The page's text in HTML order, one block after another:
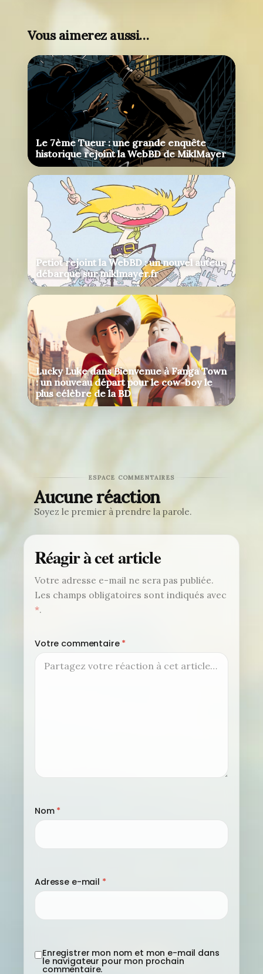
Vous aimerez aussi…
Le 7ème Tueur : une grande enquête
historique rejoint la WebBD de MiklMayer
Petiot rejoint la WebBD : un nouvel auteur
débarque sur miklmayer.fr
Lucky Luke dans Bienvenue à Fanga Town
: un nouveau départ pour le cow-boy le
plus célèbre de la BD
ESPACE COMMENTAIRES
Aucune réaction
Soyez le premier à prendre la parole.
Réagir à cet article
Votre adresse e-mail ne sera pas publiée.
Les champs obligatoires sont indiqués avec
*.
Votre commentaire *
Nom *
Adresse e-mail *
Enregistrer mon nom et mon e-mail dans
le navigateur pour mon prochain
commentaire.